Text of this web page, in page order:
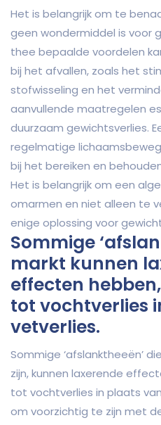
Het is belangrijk om te
geen wondermiddel is voor
thee bepaalde voordelen
bij het afvallen, zoals het
stofwisseling en het
aanvullende maatregelen
duurzaam gewichtsverlies.
regelmatige
bij het bereiken en
Het is belangrijk om een
omarmen en niet alleen te
enige oplossing voor
Sommige
markt kunnen
effecten
tot vochtverlies
vetverlies.
Sommige ‘afslanktheeën’
zijn, kunnen laxerende
tot vochtverlies in plaats
om voorzichtig te zijn met